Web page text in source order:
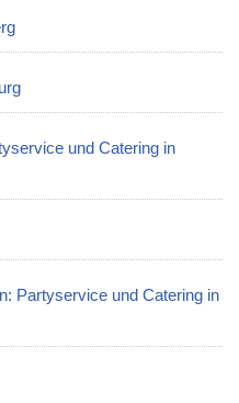
und Catering in
Partyservice und Catering in